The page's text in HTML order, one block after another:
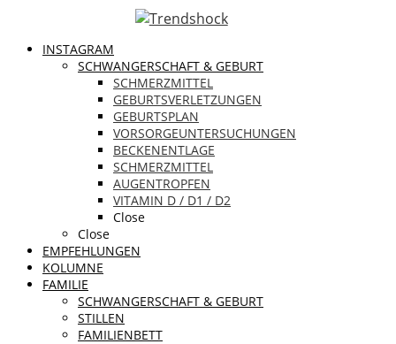
INSTAGRAM
SCHWANGERSCHAFT & GEBURT
SCHMERZMITTEL
GEBURTSVERLETZUNGEN
GEBURTSPLAN
VORSORGEUNTERSUCHUNGEN
BECKENENTLAGE
SCHMERZMITTEL
AUGENTROPFEN
VITAMIN D / D1 / D2
Close
Close
EMPFEHLUNGEN
KOLUMNE
FAMILIE
SCHWANGERSCHAFT & GEBURT
STILLEN
FAMILIENBETT